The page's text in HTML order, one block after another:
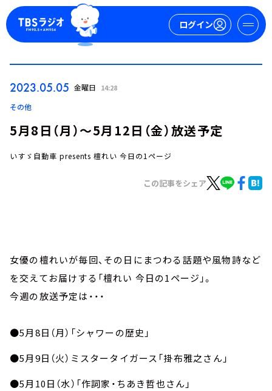
ログイン
TBS Podcast
お知らせ
イベント・グッズ
2023.05.05 金曜日 14:28
その他
5月8日（月）～5月12日（金）放送予定
いすゞ自動車 presents 檀れい 今日の1ページ
この記事をシェア
女優の檀れいが毎回、その日にまつわる話題や風物詩など
を交えてお届けする「檀れい 今日の1ページ」。
今週の放送予定は・・・
●5月8日（月）「シャワーの歴史」
●5月9日（火）ミスタータイガース「掛布雅之さん」
●5月10日（水）「作詞家・ちあき哲也さん」